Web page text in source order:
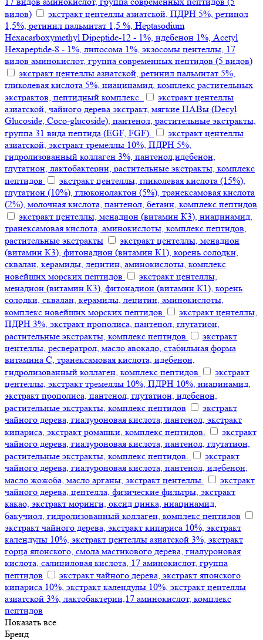
видов)
экстракт центеллы азиатской, ПДРН 5%, ретинол
1,5%, ретинил пальмитат 1,5 %, Heptasodium
Hexacarboxymethyl Dipeptide-12 - 1%, идебенон 1%, Acetyl
Hexapeptide-8 - 1%, липосома 1%, экзосомы центеллы, 17
видов аминокислот, группа современных пептидов (5 видов)
экстракт центеллы азиатской, ретинил пальмитат 5%,
гликолевая кислота 5%, ниацинамид, комплекс растительных
экстрактов, пептидный комплекс.
экстракт центеллы
азиатской, чайного дерева экстракт, мягкие ПАВы (Decyl
Glucoside, Coco-glucoside), пантенол, растительные экстракты,
группа 31 вида пептида (EGF, FGF).
экстракт центеллы
азиатской, экстракт тремеллы 10%, ПДРН 5%,
гидролизованный коллаген 3%, пантенол,идебенон,
глутатион, лактобактерии, растительные экстракты, комплекс
пептидов
экстракт центеллы, гликолевая кислота (15%),
глутатион (10%), глюконолактон (5%), транексамовая кислота
(2%), молочная кислота, пантенол, бетаин, комплекс пептидов
экстракт центеллы, менадион (витамин К3), ниацинамид,
транексамовая кислота, аминокислоты, комплекс пептидов,
растительные экстракты
экстракт центеллы, менадион
(витамин К3), фитонадион (витамин К1), корень солодки,
сквалан, керамиды, лецитин, аминокислоты, комплекс
новейших морских пептидов
экстракт центеллы,
менадион (витамин К3), фитонадион (витамин К1), корень
солодки, сквалан, керамиды, лецитин, аминокислоты,
комплекс новейших морских пептидов
экстракт центеллы,
ПДРН 3%, экстракт прополиса, пантенол, глутатион,
растительные экстракты, комплекс пептидов
экстракт
центеллы, ресвератрол, масло авокадо, стабильная форма
витамина С, транексамовая кислота, идебенон,
гидролизованный коллаген, комплекс пептидов
экстракт
центеллы, экстракт тремеллы 10%, ПДРН 10%, ниацинамид,
экстракт прополиса, пантенол, глутатион, идебенон,
растительные экстракты, комплекс пептидов
экстракт
чайного дерева, гиалуроновая кислота, пантенол, экстракт
кипариса, экстракт ромашки, комплекс пептидов.
экстракт
чайного дерева, гиалуроновая кислота, пантенол, глутатион,
растительные экстракты, комплекс пептидов.
экстракт
чайного дерева, гиалуроновая кислота, пантенол, идебенон,
масло жожоба, масло арганы, экстракт центеллы.
экстракт
чайного дерева, центелла, физические фильтры, экстракт
какао, экстракт моринги, оксид цинка, ниацинамид,
бакучиол, гидролизованный коллаген, комплекс пептидов
экстракт чайного дерева, экстракт кипариса 10%, экстракт
календулы 10%, экстракт центеллы азиатской 3%, экстракт
горца японского, смола мастикового дерева, гиалуроновая
кислота, салициловая кислота, 17 аминокислот, группа
пептидов
экстракт чайного дерева, экстракт японского
кипариса 10%, экстракт календулы 10%, экстракт центеллы
азиатской 3%, лактобактерии,17 аминокислот, комплекс
пептидов
Показать все
Бренд